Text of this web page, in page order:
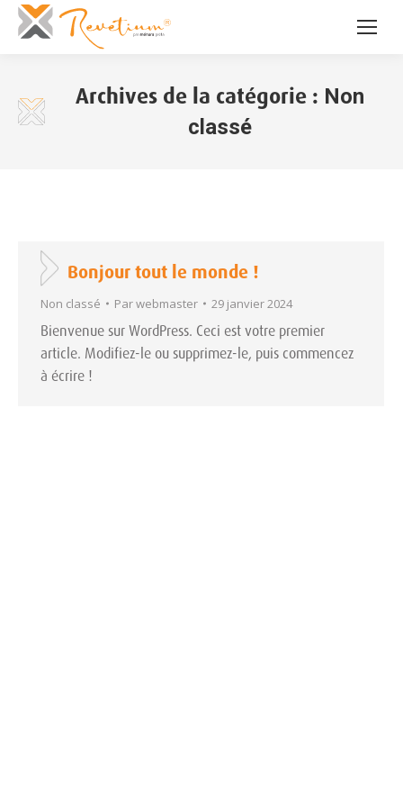
Archives de la catégorie : Non
classé
Bonjour tout le monde !
Non classé Parwebmaster
29 janvier 2024
Bienvenue sur WordPress. Ceci est votre premier
article. Modifiez-le ou supprimez-le, puis commencez
à écrire !